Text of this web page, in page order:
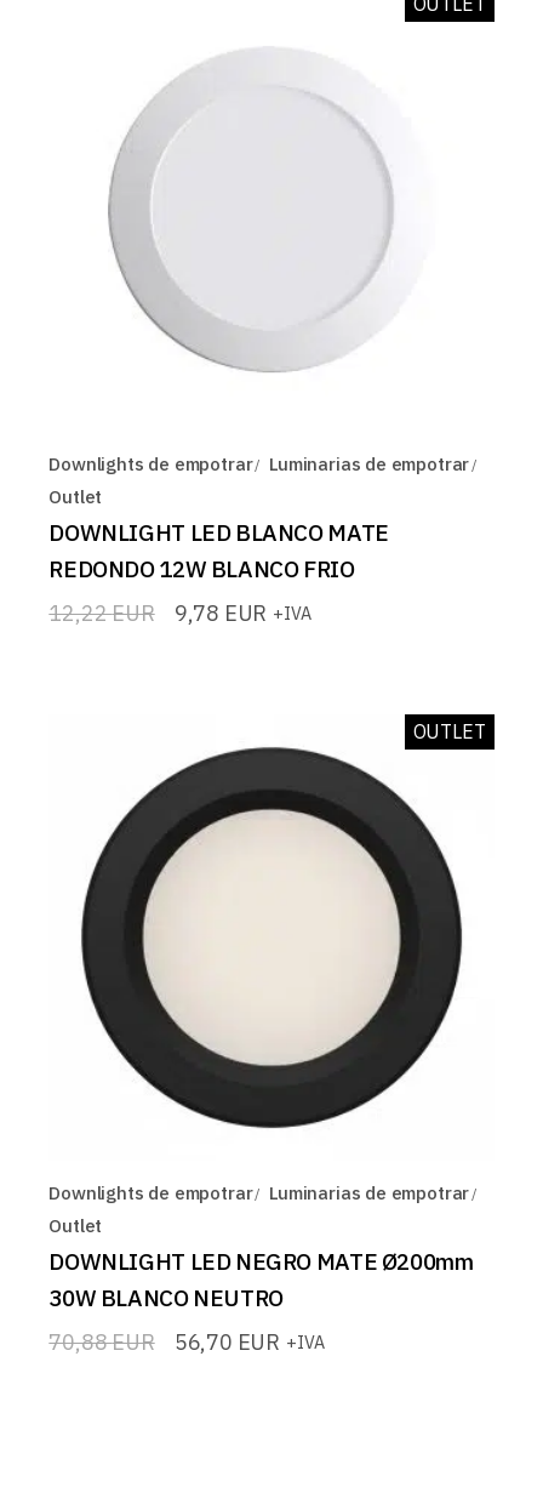
Downlights de empotrar
Luminarias de empotrar
Outlet
DOWNLIGHT LED BLANCO MATE
REDONDO 12W BLANCO FRIO
12,22EUR
El 9,78 EUR
El +IVA
OUTLET
Downlights de empotrar
Luminarias de empotrar
Outlet
DOWNLIGHT LED NEGRO MATE Ø200mm
30W BLANCO NEUTRO
70,88EUR
El 56,70 EUR
El +IVA